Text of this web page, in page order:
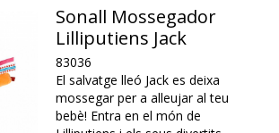
Sonall Mossegador
Lilliputiens Jack
83036
El salvatge lleó Jack es deixa
mossegar per a alleujar al teu
bebè! Entra en el món de